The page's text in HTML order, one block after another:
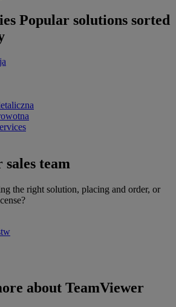
Popular solutions sorted
team
the right solution, placing and order, or
about TeamViewer